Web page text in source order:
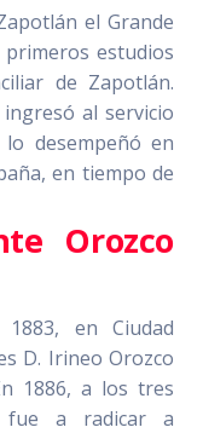
el Grande
primeros estudios
de Zapotlán.
al servicio
desempeñó en
en tiempo de
Orozco
en Ciudad
D. Irineo Orozco
1886, a los tres
fue a radicar a